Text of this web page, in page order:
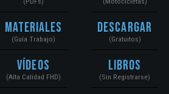
Materiales
(Guía Trabajo)
Vídeos
(Alta Calidad FHD)
Descargar
(Gratuitos)
Libros
(Sin Registrarse)